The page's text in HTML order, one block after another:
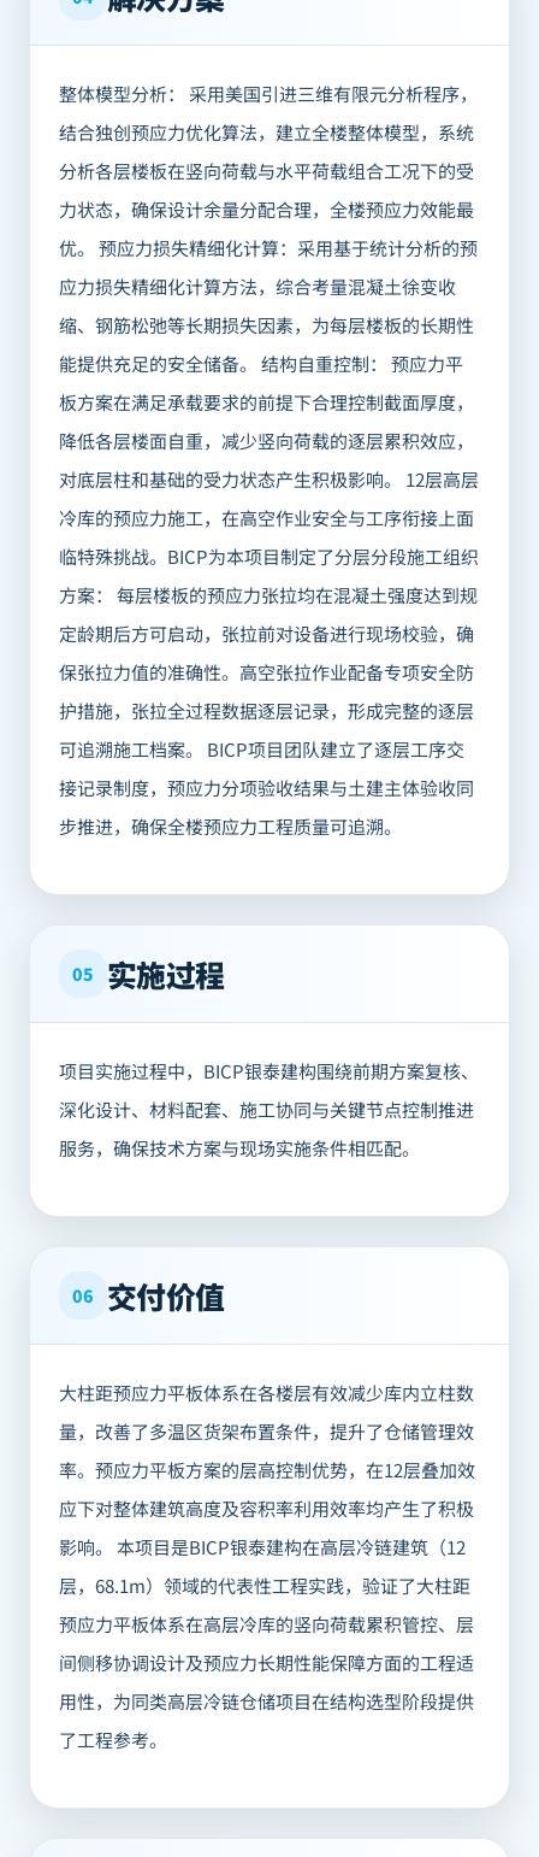
整体模型分析： 采用美国引进三维有限元分析程序，
结合独创预应力优化算法，建立全楼整体模型，系统
分析各层楼板在竖向荷载与水平荷载组合工况下的受
力状态，确保设计余量分配合理，全楼预应力效能最
优。 预应力损失精细化计算：采用基于统计分析的预
应力损失精细化计算方法，综合考量混凝土徐变收
缩、钢筋松弛等长期损失因素，为每层楼板的长期性
能提供充足的安全储备。 结构自重控制： 预应力平
板方案在满足承载要求的前提下合理控制截面厚度，
降低各层楼面自重，减少竖向荷载的逐层累积效应，
对底层柱和基础的受力状态产生积极影响。 12层高层
冷库的预应力施工，在高空作业安全与工序衔接上面
临特殊挑战。BICP为本项目制定了分层分段施工组织
方案： 每层楼板的预应力张拉均在混凝土强度达到规
定龄期后方可启动，张拉前对设备进行现场校验，确
保张拉力值的准确性。高空张拉作业配备专项安全防
护措施，张拉全过程数据逐层记录，形成完整的逐层
可追溯施工档案。 BICP项目团队建立了逐层工序交
接记录制度，预应力分项验收结果与土建主体验收同
步推进，确保全楼预应力工程质量可追溯。
05 实施过程
项目实施过程中，BICP银泰建构围绕前期方案复核、
深化设计、材料配套、施工协同与关键节点控制推进
服务，确保技术方案与现场实施条件相匹配。
06 交付价值
大柱距预应力平板体系在各楼层有效减少库内立柱数
量，改善了多温区货架布置条件，提升了仓储管理效
率。预应力平板方案的层高控制优势，在12层叠加效
应下对整体建筑高度及容积率利用效率均产生了积极
影响。 本项目是BICP银泰建构在高层冷链建筑（12
层，68.1m）领域的代表性工程实践，验证了大柱距
预应力平板体系在高层冷库的竖向荷载累积管控、层
间侧移协调设计及预应力长期性能保障方面的工程适
用性，为同类高层冷链仓储项目在结构选型阶段提供
了工程参考。